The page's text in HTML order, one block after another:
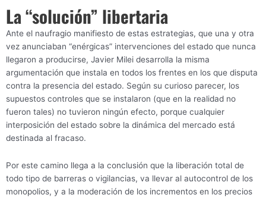
La “solución” libertaria
Ante el naufragio manifiesto de estas estrategias, que una y otra
vez anunciaban “enérgicas” intervenciones del estado que nunca
llegaron a producirse, Javier Milei desarrolla la misma
argumentación que instala en todos los frentes en los que disputa
contra la presencia del estado. Según su curioso parecer, los
supuestos controles que se instalaron (que en la realidad no
fueron tales) no tuvieron ningún efecto, porque cualquier
interposición del estado sobre la dinámica del mercado está
destinada al fracaso.
Por este camino llega a la conclusión que la liberación total de
todo tipo de barreras o vigilancias, va llevar al autocontrol de los
monopolios, y a la moderación de los incrementos en los precios